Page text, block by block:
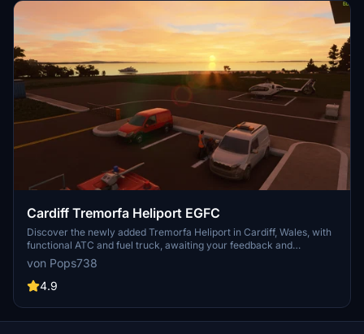
Cardiff Tremorfa Heliport EGFC
Discover the newly added Tremorfa Heliport in Cardiff, Wales, with
functional ATC and fuel truck, awaiting your feedback and
exploration. Update v0.6 includes changes in vegetation, corrected
lamppost, added flags (requires WU3 and WU4), and a windsock for
enhanced realism. Join this first-of-its-kind helipad experience and
von Pops738
4.9